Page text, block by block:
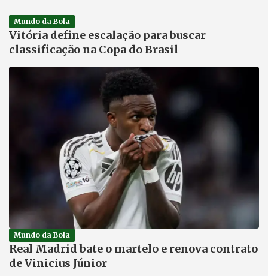
Mundo da Bola
Vitória define escalação para buscar
classificação na Copa do Brasil
Mundo da Bola
Real Madrid bate o martelo e renova contrato
de Vinicius Júnior